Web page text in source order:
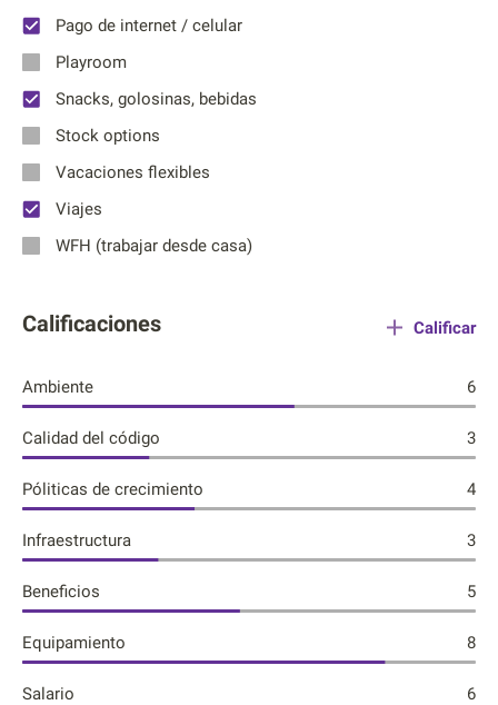
Pago de internet / celular
Playroom
Snacks, golosinas, bebidas
Stock options
Vacaciones flexibles
Viajes
WFH (trabajar desde casa)
Calificaciones Calificar
Ambiente 6
Calidad del código 3
Póliticas de crecimiento 4
Infraestructura 3
Beneficios 5
Equipamiento 8
Salario 6